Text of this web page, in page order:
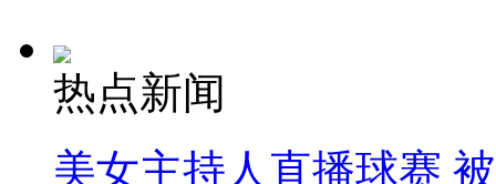
热点新闻
美女主持人直播球赛